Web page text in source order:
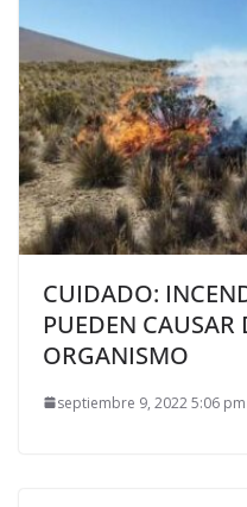
CUIDADO:
PUEDEN CAUSAR
ORGANISMO
septiembre 9, 2022 5:06 pm